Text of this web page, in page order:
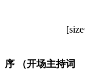
序 （开场主持词